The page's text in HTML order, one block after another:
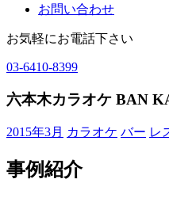
お問い合わせ
お気軽にお電話下さい
03-6410-8399
六本木カラオケ BAN
2015年3月 カラオケ バー レ
事例紹介